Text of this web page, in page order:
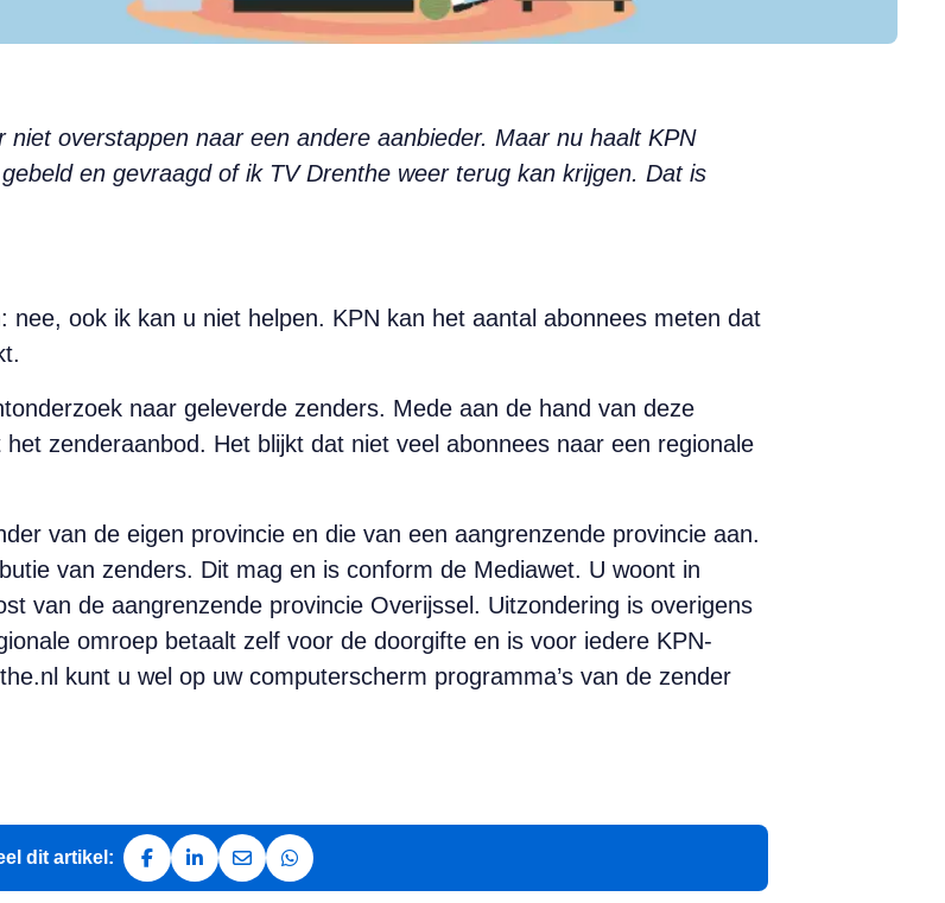
overstappen naar een andere aanbieder. Maar nu haalt KPN
en gevraagd of ik TV Drenthe weer terug kan krijgen. Dat is
ook ik kan u niet helpen. KPN kan het aantal abonnees meten dat
naar geleverde zenders. Mede aan de hand van deze
zenderaanbod. Het blijkt dat niet veel abonnees naar een regionale
van de eigen provincie en die van een aangrenzende provincie aan.
van zenders. Dit mag en is conform de Mediawet. U woont in
van de aangrenzende provincie Overijssel. Uitzondering is overigens
omroep betaalt zelf voor de doorgifte en is voor iedere KPN-
kunt u wel op uw computerscherm programma’s van de zender
dit artikel:
Deel op Facebook
Deel op LinkedIn
Deel via e-mail
Deel via WhatsApp